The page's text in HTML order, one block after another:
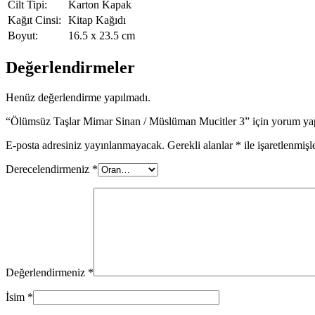
Cilt Tipi:
Karton Kapak
Kağıt Cinsi:
Kitap Kağıdı
Boyut:
16.5 x 23.5 cm
Değerlendirmeler
Henüz değerlendirme yapılmadı.
“Ölümsüz Taşlar Mimar Sinan / Müslüman Mucitler 3” için yorum
E-posta adresiniz yayınlanmayacak. Gerekli alanlar * ile
Derecelendirmeniz *
Değerlendirmeniz *
İsim *